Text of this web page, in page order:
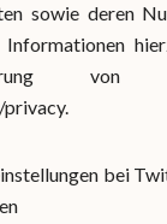
sowie deren
Informationen
bei